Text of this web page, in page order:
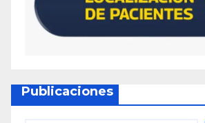
Publicaciones